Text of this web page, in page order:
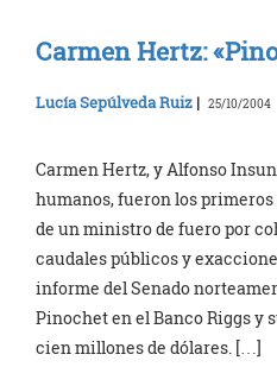
Carmen Hertz:
Lucía Sepúlveda Ruiz | 25/10/2004
Carmen Hertz, y Alfonso
humanos, fueron los
de un ministro de fuero por
caudales públicos y
informe del Senado
Pinochet en el Banco Riggs y
cien millones de dólares. […]